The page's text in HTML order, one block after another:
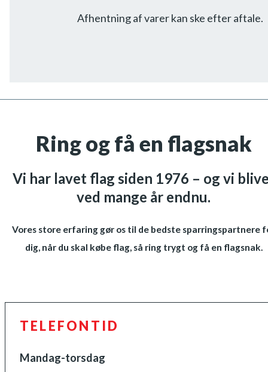
Afhentning af varer kan ske efter aftale.
Ring og få en flagsnak
Vi har lavet flag siden 1976 – og vi
ved mange år endnu.
Vores store erfaring gør os til de bedste sparringspartnere
dig, når du skal købe flag, så ring trygt og få en flagsnak.
TELEFONTID
Mandag-torsdag